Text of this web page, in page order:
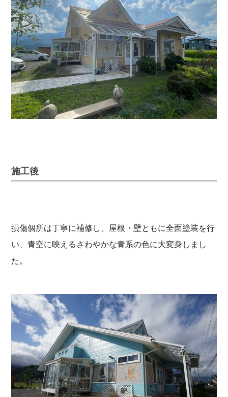
施工後
損傷個所は丁寧に補修し、屋根・壁ともに全面塗装を行
い、青空に映えるさわやかな青系の色に大変身しまし
た。